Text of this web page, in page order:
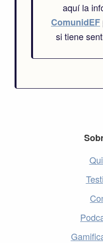
aquí la
ComunidEF
si tiene